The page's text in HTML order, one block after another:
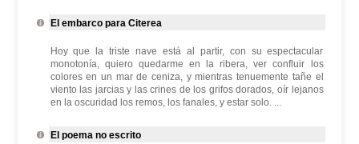
El embarco para Citerea
Hoy que la triste nave está al partir, con su espectacular
monotonía, quiero quedarme en la ribera, ver confluir los
colores en un mar de ceniza, y mientras tenuemente tañe el
viento las jarcias y las crines de los grifos dorados, oír lejanos
en la oscuridad los remos, los fanales, y estar solo. ...
El poema no escrito